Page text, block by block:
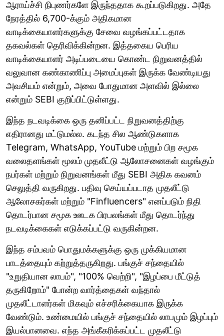
ஆராய்ச்சி நிபுணர்களே இருந்ததாக கூறப்படுகிறது. அதே
நேரத்தில் 6,700-க்கும் அதிகமான
வாடிக்கையாளர்களுக்கு சேவை வழங்கப்பட்டதாக
தகவல்கள் தெரிவிக்கின்றன. இத்தகைய பெரிய
வாடிக்கையாளர் அடிப்படையை கொண்ட நிறுவனத்தில்
வலுவான கண்காணிப்பு அமைப்புகள் இருக்க வேண்டியது
அவசியம் என்றும், அவை போதுமான அளவில் இல்லை
என்றும் SEBI குறிப்பிட்டுள்ளது.
இந்த நடவடிக்கை ஒரு தனிப்பட்ட நிறுவனத்திற்கு
எதிரானது மட்டுமல்ல. கடந்த சில ஆண்டுகளாக
Telegram, WhatsApp, YouTube மற்றும் பிற சமூக
வலைதளங்கள் மூலம் முதலீட்டு ஆலோசனைகள் வழங்கும்
நபர்கள் மற்றும் நிறுவனங்கள் மீது SEBI அதிக கவனம்
செலுத்தி வருகிறது. பதிவு செய்யப்படாத முதலீட்டு
ஆலோசகர்கள் மற்றும் "Finfluencers" எனப்படும் நிதி
தொடர்பான சமூக ஊடக பிரபலங்கள் மீது தொடர்ந்து
நடவடிக்கைகள் எடுக்கப்பட்டு வருகின்றன.
இந்த சம்பவம் பொதுமக்களுக்கு ஒரு முக்கியமான
பாடத்தையும் கற்றுத்தருகிறது. பங்குச் சந்தையில்
"உறுதியான லாபம்", "100% வெற்றி", "இழப்பை மீட்டுத்
தருகிறோம்" போன்ற வார்த்தைகள் வந்தால்
முதலீட்டாளர்கள் மிகவும் எச்சரிக்கையாக இருக்க
வேண்டும். உண்மையில் பங்குச் சந்தையில் லாபமும் இழப்பும்
இயல்பானவை. எந்த அங்கீகரிக்கப்பட்ட முதலீட்டு